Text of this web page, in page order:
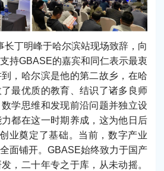
长丁明峰于哈尔滨站现场致辞，向
持GBASE的嘉宾和同仁表示最衷
，哈尔滨是他的第二故乡，在哈
最优质的教育、结识了诸多良师
学思维和发现前沿问题并独立设
都在这一时期养成，这为他日后
业奠定了基础。当前，数字产业
面铺开。GBASE始终致力于国产
，二十年专之于库，从未动摇。